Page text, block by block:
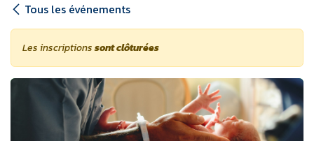
Tous les événements
Les inscriptionssont clôturées